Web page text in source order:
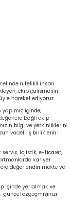
nitelikli insan
ekip çalışmasını
hareket ediyoruz.
içinde;
bağlı ekip
bilgi ve yetkinliklerini
vadeli iş birliklerini
servis, lojistik, e-ticaret,
kariyer
değerlendirilmekte ve
içinde yer almak ve
güncel özgeçmişinizi